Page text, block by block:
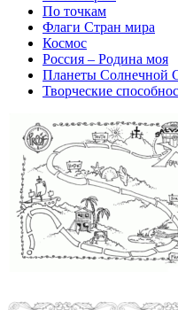
По точкам
Флаги Стран мира
Космос
Россия – Родина моя
Планеты Солнечной
Творческие